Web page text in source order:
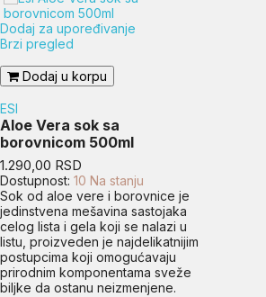
Dodaj za upoređivanje
Brzi pregled
Dodaj u korpu
ESI
Aloe Vera sok sa
borovnicom 500ml
Cena
1.290,00 RSD
Dostupnost: 10 Na stanju
Sok od aloe vere i borovnice je
jedinstvena mešavina sastojaka
celog lista i gela koji se nalazi u
listu, proizveden je najdelikatnijim
postupcima koji omogućavaju
prirodnim komponentama sveže
biljke da ostanu neizmenjene.